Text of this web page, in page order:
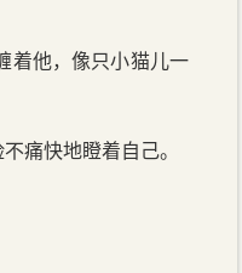
着他，像只小猫儿一
痛快地瞪着自己。